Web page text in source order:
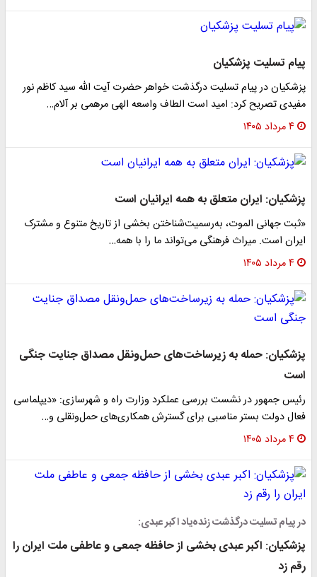
پیام تسلیت پزشکیان
پزشکیان در پیام تسلیت درگذشت خواهر حضرت آیت الله سید کاظم نور
مفیدی تصریح کرد: امید است الطاف واسعه الهی مرهمی بر آلام…
۴ مرداد ۱۴۰۵
پزشکیان: ایران متعلق به همه ایرانیان است
«ثبت جهانی الموت، به‌رسمیت‌شناختن بخشی از تاریخ متنوع و مشترک
ایران است. میراث فرهنگی می‌تواند ما را با همه…
۴ مرداد ۱۴۰۵
پزشکیان: حمله به زیرساخت‌های حمل‌ونقل مصداق جنایت جنگی
است
رئیس جمهور در نشست بررسی عملکرد وزارت راه و شهرسازی: «دیپلماسی
فعال دولت بستر مناسبی برای گسترش همکاری‌های حمل‌ونقلی و…
۴ مرداد ۱۴۰۵
در پیام تسلیت درگذشت زنده‌یاد اکبر عبدی:
پزشکیان: اکبر عبدی بخشی از حافظه جمعی و عاطفی ملت ایران را
رقم زد